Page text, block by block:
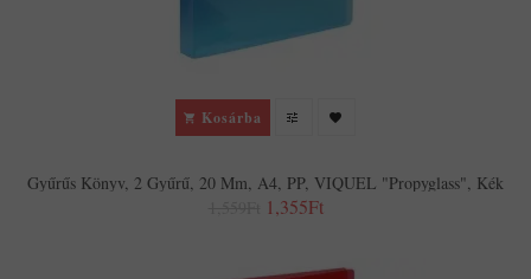
Kosárba
Gyűrűs Könyv, 2 Gyűrű, 20 Mm, A4, PP, VIQUEL "Propyglass", Kék
1,355Ft